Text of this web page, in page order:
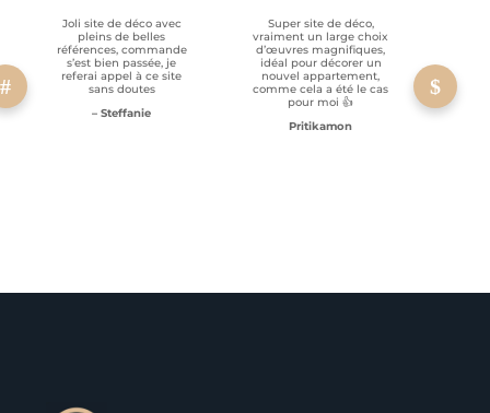
Joli site de déco avec
pleins de belles
références, commande
s’est bien passée, je
referai appel à ce site
sans doutes
– Steffanie
Super site de déco,
vraiment un large choix
d’œuvres magnifiques,
idéal pour décorer un
nouvel appartement,
comme cela a été le cas
pour moi 👍
Pritikamon